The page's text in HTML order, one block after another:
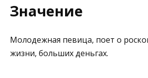
Значение
Молодежная певица, поет о
жизни, больших деньгах.